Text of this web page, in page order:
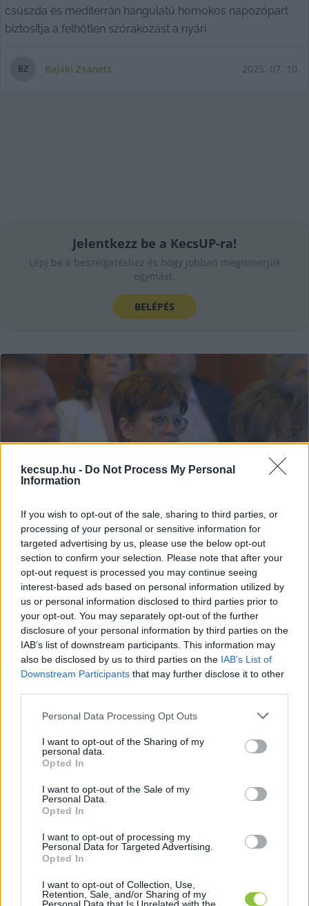
kecsup.hu - Do Not Process My Personal
Information
If you wish to opt-out of the sale, sharing to third parties, or
processing of your personal or sensitive information for
targeted advertising by us, please use the below opt-out
section to confirm your selection. Please note that after your
opt-out request is processed you may continue seeing
interest-based ads based on personal information utilized by
us or personal information disclosed to third parties prior to
your opt-out. You may separately opt-out of the further
disclosure of your personal information by third parties on the
IAB’s list of downstream participants. This information may
also be disclosed by us to third parties on the IAB’s List of
Downstream Participants that may further disclose it to other
Please note that this website/app uses one or more Google
not limited to your visit or usage behaviour. You may click to
grant or deny consent to Google and its third-party tags to
use your data for below specified purposes in below Google
consent section.
Personal Data Processing Opt Outs
I want to opt-out of the Sharing of my
personal data.
Opted In
I want to opt-out of the Sale of my
Personal Data.
Opted In
I want to opt-out of processing my
Personal Data for Targeted Advertising.
Opted In
I want to opt-out of Collection, Use,
Retention, Sale, and/or Sharing of my
csúszda és mediterrán hangulatú homokos napozópart
biztosítja a felhőtlen szórakozást a nyári
BZ Bajáki Zsanett 2025. 07. 10.
Jelentkezz be a KecsUP-ra!
Lépj be a beszélgetéshez és hogy jobban megismerjük
egymást.
BELÉPÉS
Droggal kapcsolatos álhírt
osztott meg a kecskeméti fideszes
képviselő, de a valódi
nem reagálnak
Lévai Jánosné, kecskeméti fideszes képviselő olyan
pánikkeltő, droggal kapcsolatos hírt közölt Facebook
oldalán, amelyet már 2012-ben megcáfoltak. A